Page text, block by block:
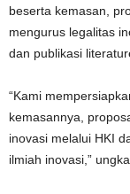
beserta kemasan,
mengurus legalitas
dan publikasi
“Kami
kemasannya,
inovasi melalui HKI
ilmiah inovasi,”